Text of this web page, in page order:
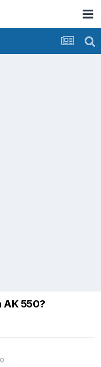
AK 550?